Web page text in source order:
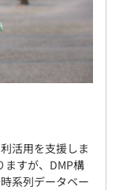
活用を支援しま
ますが、DMP構
系列データベー